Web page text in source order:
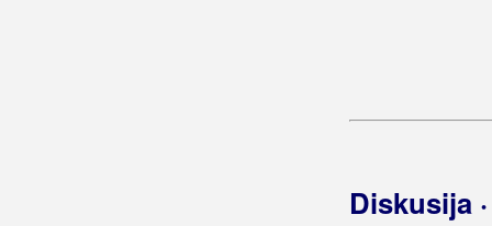
Diskusija